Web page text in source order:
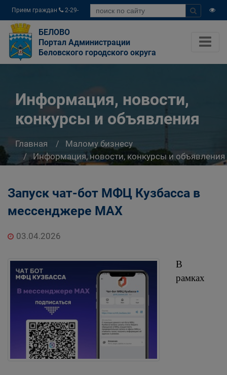
Прием граждан
2-29-
04
БЕЛОВО
Портал Администрации
Беловского городского округа
Информация, новости,
конкурсы и объявления
Главная
Малому бизнесу
Информация, новости, конкурсы и объявления
Запуск чат-бот МФЦ Кузбасса в
мессенджере МАХ
03.04.2026
В
рамках